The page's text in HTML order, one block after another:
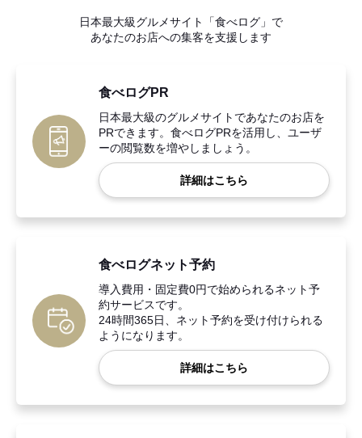
日本最大級グルメサイト「食べログ」で
あなたのお店への集客を支援します
食べログPR
日本最大級のグルメサイトであなたのお店を
PRできます。食べログPRを活用し、ユーザ
ーの閲覧数を増やしましょう。
詳細はこちら
食べログネット予約
導入費用・固定費0円で始められるネット予
約サービスです。
24時間365日、ネット予約を受け付けられる
ようになります。
詳細はこちら